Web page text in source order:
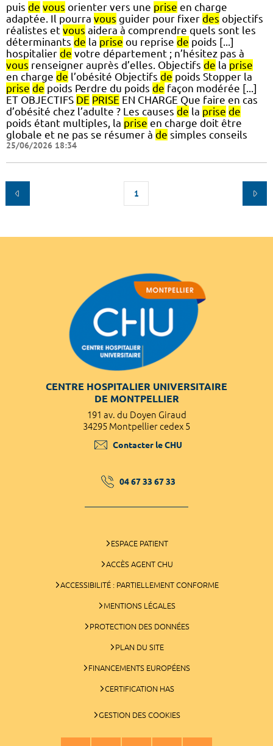
puis de vous orienter vers une prise en charge
adaptée. Il pourra vous guider pour fixer des objectifs
réalistes et vous aidera à comprendre quels sont les
déterminants de la prise ou reprise de poids [...]
hospitalier de votre département ; n’hésitez pas à
vous renseigner auprès d’elles. Objectifs de la prise
en charge de l’obésité Objectifs de poids Stopper la
prise de poids Perdre du poids de façon modérée [...]
ET OBJECTIFS DE PRISE EN CHARGE Que faire en cas
d’obésité chez l’adulte ? Les causes de la prise de
poids étant multiples, la prise en charge doit être
globale et ne pas se résumer à de simples conseils
25/06/2026 18:34
1
CENTRE HOSPITALIER UNIVERSITAIRE
DE MONTPELLIER
191 av. du Doyen Giraud
34295 Montpellier cedex 5
Contacter le CHU
04 67 33 67 33
ESPACE PATIENT
ACCÈS AGENT CHU
ACCESSIBILITÉ : PARTIELLEMENT CONFORME
MENTIONS LÉGALES
PROTECTION DES DONNÉES
PLAN DU SITE
FINANCEMENTS EUROPÉENS
CERTIFICATION HAS
GESTION DES COOKIES